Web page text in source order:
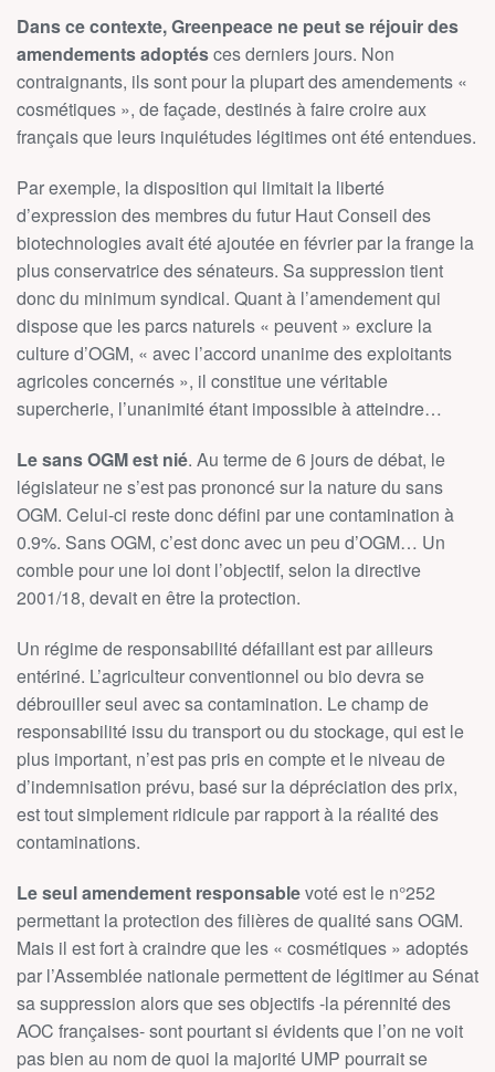
Dans ce contexte, Greenpeace ne peut se réjouir des
amendements adoptésces derniers jours. Non
contraignants, ils sont pour la plupart des amendements «
cosmétiques », de façade, destinés à faire croire aux
français que leurs inquiétudes légitimes ont été entendues.
Par exemple, la disposition qui limitait la liberté
d’expression des membres du futur Haut Conseil des
biotechnologies avait été ajoutée en février par la frange la
plus conservatrice des sénateurs. Sa suppression tient
donc du minimum syndical. Quant à l’amendement qui
dispose que les parcs naturels « peuvent » exclure la
culture d’OGM, « avec l’accord unanime des exploitants
agricoles concernés », il constitue une véritable
supercherie, l’unanimité étant impossible à atteindre…
Le sans OGM est nié. Au terme de 6 jours de débat, le
législateur ne s’est pas prononcé sur la nature du sans
OGM. Celui-ci reste donc défini par une contamination à
0.9%. Sans OGM, c’est donc avec un peu d’OGM… Un
comble pour une loi dont l’objectif, selon la directive
2001/18, devait en être la protection.
Un régime de responsabilité défaillant est par ailleurs
entériné. L’agriculteur conventionnel ou bio devra se
débrouiller seul avec sa contamination. Le champ de
responsabilité issu du transport ou du stockage, qui est le
plus important, n’est pas pris en compte et le niveau de
d’indemnisation prévu, basé sur la dépréciation des prix,
est tout simplement ridicule par rapport à la réalité des
contaminations.
Le seul amendement responsablevoté est le n°252
permettant la protection des filières de qualité sans OGM.
Mais il est fort à craindre que les « cosmétiques » adoptés
par l’Assemblée nationale permettent de légitimer au Sénat
sa suppression alors que ses objectifs -la pérennité des
AOC françaises- sont pourtant si évidents que l’on ne voit
pas bien au nom de quoi la majorité UMP pourrait se